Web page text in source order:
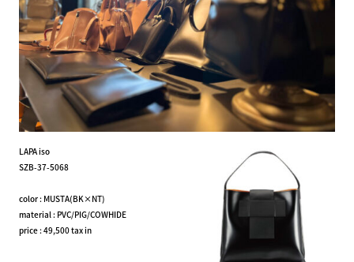
LAPA iso
SZB-37-5068
color : MUSTA(BK×NT)
material : PVC/PIG/COWHIDE
price : 49,500 tax in